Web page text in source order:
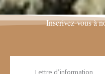
Inscrivez-vous à
Lettre d’information